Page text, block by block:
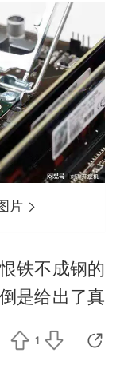
片
铁不成钢的
是给出了真
1